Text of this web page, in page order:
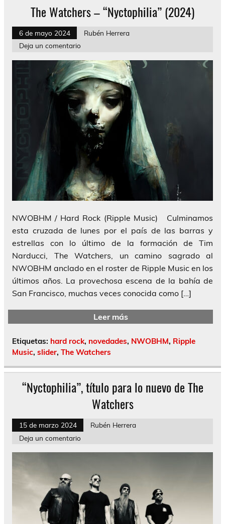
The Watchers – “Nyctophilia” (2024)
6 de mayo 2024
Rubén Herrera
Deja un comentario
NWOBHM / Hard Rock (Ripple Music) Culminamos
esta cruzada de lunes por el país de las barras y
estrellas con lo último de la formación de Tim
Narducci, The Watchers, un camino sagrado al
NWOBHM anclado en el roster de Ripple Music en los
últimos años. La provechosa escena de la bahía de
San Francisco, muchas veces conocida como […]
Leer más
Etiquetas: hard rock, novedades, NWOBHM, Ripple
Music, slider, The Watchers
“Nyctophilia”, título para lo nuevo de The
Watchers
15 de marzo 2024
Rubén Herrera
Deja un comentario